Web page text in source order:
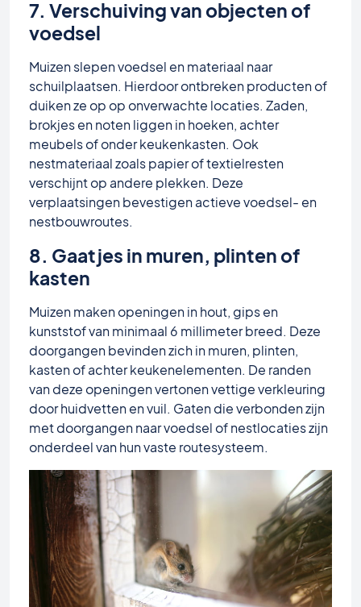
7. Verschuiving van objecten of
voedsel
Muizen slepen voedsel en materiaal naar
schuilplaatsen. Hierdoor ontbreken producten of
duiken ze op op onverwachte locaties. Zaden,
brokjes en noten liggen in hoeken, achter
meubels of onder keukenkasten. Ook
nestmateriaal zoals papier of textielresten
verschijnt op andere plekken. Deze
verplaatsingen bevestigen actieve voedsel- en
nestbouwroutes.
8. Gaatjes in muren, plinten of
kasten
Muizen maken openingen in hout, gips en
kunststof van minimaal 6 millimeter breed. Deze
doorgangen bevinden zich in muren, plinten,
kasten of achter keukenelementen. De randen
van deze openingen vertonen vettige verkleuring
door huidvetten en vuil. Gaten die verbonden zijn
met doorgangen naar voedsel of nestlocaties zijn
onderdeel van hun vaste routesysteem.